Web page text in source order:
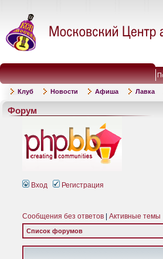
Клуб Новости Афиша Лавка
Форум
Вход Регистрация
Сообщения без ответов Активные темы
Список форумов